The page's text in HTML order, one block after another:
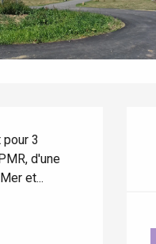
3
d'une
et...